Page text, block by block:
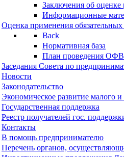
Заключения об
Информационные
Оценка применения
Back
Нормативная база
План проведения
Заседания Совета по
Новости
Законодательство
Экономическое развитие малого и
Государственная поддержка
Реестр получателей гос.
Контакты
В помощь предпринимателю
Перечень органов,